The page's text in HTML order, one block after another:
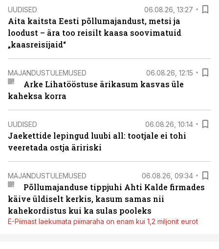
UUDISED 06.08.26, 13:27
Aita kaitsta Eesti põllumajandust, metsi ja
loodust – ära too reisilt kaasa soovimatuid
„kaasreisijaid“
MAJANDUSTULEMUSED 06.08.26, 12:15
Arke Lihatööstuse ärikasum kasvas üle
kaheksa korra
UUDISED 06.08.26, 10:14
Jaekettide lepingud luubi all: tootjale ei tohi
veeretada ostja äririski
MAJANDUSTULEMUSED 06.08.26, 09:34
Põllumajanduse tippjuhi Ahti Kalde firmades
käive üldiselt kerkis, kasum samas nii
kahekordistus kui ka sulas pooleks
E-Piimast laekumata piimaraha on enam kui 1,2 miljonit eurot